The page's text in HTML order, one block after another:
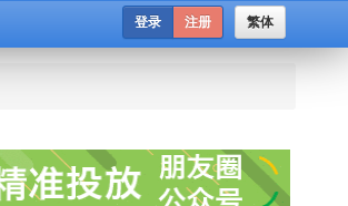
繁体
登录 注册